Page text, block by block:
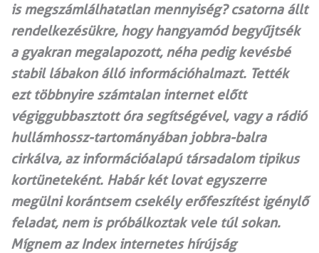
is megszámlálhatatlan mennyiség? csatorna állt
rendelkezésükre, hogy hangyamód begyűjtsék
a gyakran megalapozott, néha pedig kevésbé
stabil lábakon álló információhalmazt. Tették
ezt többnyire számtalan internet előtt
végiggubbasztott óra segítségével, vagy a rádió
hullámhossz-tartományában jobbra-balra
cirkálva, az információalapú társadalom tipikus
kortüneteként. Habár két lovat egyszerre
megülni korántsem csekély erőfeszítést igénylő
feladat, nem is próbálkoztak vele túl sokan.
Mígnem az Index internetes hírújság